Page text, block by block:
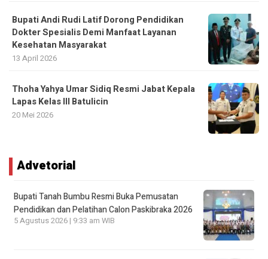
Bupati Andi Rudi Latif Dorong Pendidikan
Dokter Spesialis Demi Manfaat Layanan
Kesehatan Masyarakat
13 April 2026
Thoha Yahya Umar Sidiq Resmi Jabat Kepala
Lapas Kelas III Batulicin
20 Mei 2026
Advetorial
Bupati Tanah Bumbu Resmi Buka Pemusatan
Pendidikan dan Pelatihan Calon Paskibraka 2026
5 Agustus 2026 | 9:33 am WIB